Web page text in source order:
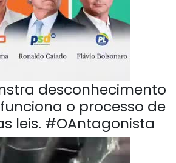
desconhecimento
o processo de
leis. #OAntagonista